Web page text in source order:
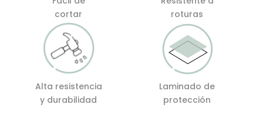
cortar
roturas
Alta resistencia
y durabilidad
Laminado de
protección